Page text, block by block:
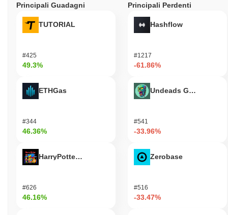
Principali Guadagni
TUTORIAL
#425
49.3%
ETHGas
#344
46.36%
HarryPotterObamaSonic10Inu (ETH)
#626
46.16%
Principali Perdenti
Hashflow
#1217
-61.86%
Undeads Games
#541
-33.96%
Zerobase
#516
-33.47%